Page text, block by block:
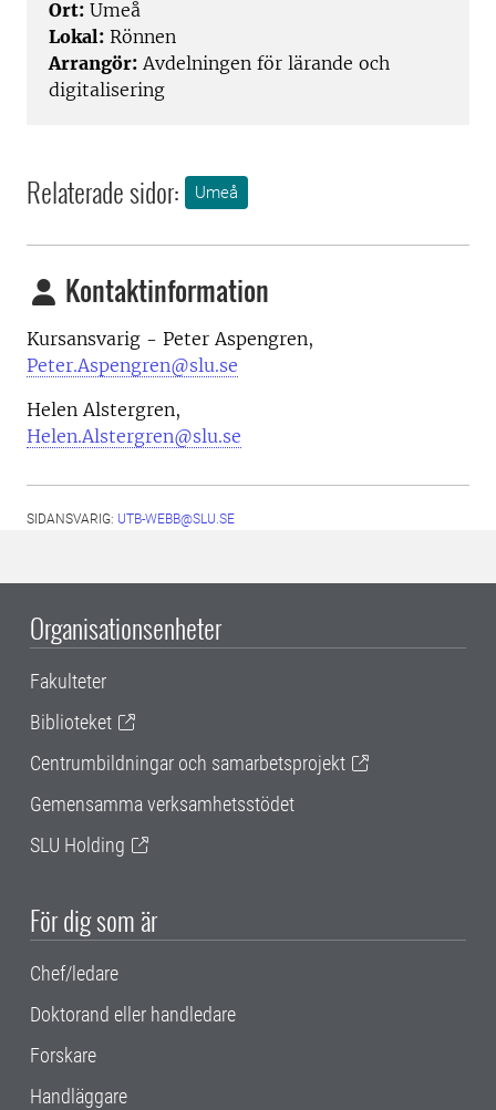
Ort: Umeå
Lokal: Rönnen
Arrangör: Avdelningen för lärande och
digitalisering
Relaterade sidor: Umeå
Kontaktinformation
Kursansvarig - Peter Aspengren,
Peter.Aspengren@slu.se
Helen Alstergren,
Helen.Alstergren@slu.se
SIDANSVARIG: UTB-WEBB@SLU.SE
Organisationsenheter
Fakulteter
Biblioteket
Centrumbildningar och samarbetsprojekt
Gemensamma verksamhetsstödet
SLU Holding
För dig som är
Chef/ledare
Doktorand eller handledare
Forskare
Handläggare